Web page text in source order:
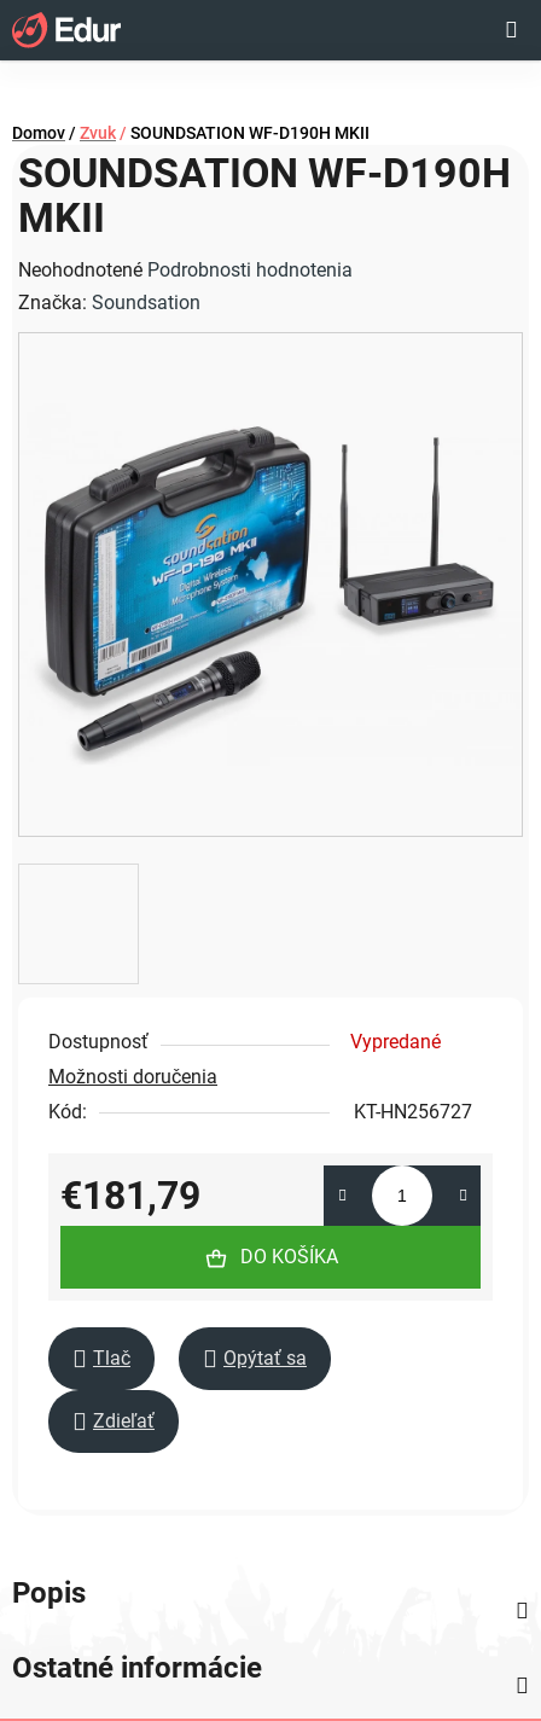
Prejsť
na
obsah
KOŠÍK
Domov/ Zvuk / SOUNDSATION WF-D190H MKII
Dostupnosť
Vypredané
Možnosti doručenia
Kód:
KT-HN256727
€181,79
Jednotková cena:
DO KOŠÍKA
Tlač Opýtať sa
Zdieľať
SOUNDSATION WF-D190H
MKII
Priemerné
hodnotenie
produktu
hviezdičiek.
Neohodnotené Podrobnosti hodnotenia
Značka: Soundsation
Popis
Ostatné informácie